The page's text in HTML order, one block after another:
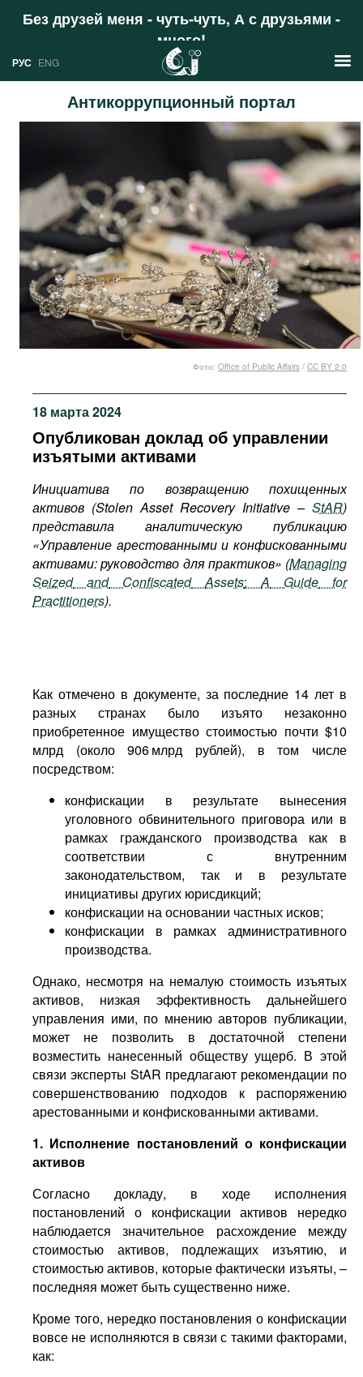
Без друзей меня - чуть-чуть, А с друзьями -
много!
Поддержать
РУС ENG
Антикоррупционный портал
Аналитика
Профили
Стран
Международных организаций
Ресурсы
Литература
Сайты
Документы международных
организаций
Подкасты
Книжная полка
О проекте
18 марта 2024
Опубликован доклад об управлении
изъятыми активами
Инициатива по возвращению похищенных
активов (Stolen Asset Recovery Initiative – StAR)
представила аналитическую публикацию
«Управление арестованными и конфискованными
активами: руководство для практиков» (Managing
Seized
and Confiscated Assets:A Guide
for
Practitioners).
Фото: Office of Public Affairs / CC BY 2.0
Как отмечено в документе, за последние 14 лет в
разных странах было изъято незаконно
приобретенное имущество стоимостью почти $10
млрд (около 906 млрд рублей), в том числе
посредством:
конфискации в результате вынесения
уголовного обвинительного приговора или в
рамках гражданского производства как в
соответствии с внутренним
законодательством, так и в результате
инициативы других юрисдикций;
конфискации на основании частных исков;
конфискации в рамках административного
производства.
Однако, несмотря на немалую стоимость изъятых
активов, низкая эффективность дальнейшего
управления ими, по мнению авторов публикации,
может не позволить в достаточной степени
возместить нанесенный обществу ущерб. В этой
связи эксперты StAR предлагают рекомендации по
совершенствованию подходов к распоряжению
арестованными и конфискованными активами.
1. Исполнение постановлений о конфискации
активов
Согласно докладу, в ходе исполнения
постановлений о конфискации активов нередко
наблюдается значительное расхождение между
стоимостью активов, подлежащих изъятию, и
стоимостью активов, которые фактически изъяты, –
последняя может быть существенно ниже.
Кроме того, нередко постановления о конфискации
вовсе не исполняются в связи с такими факторами,
как: